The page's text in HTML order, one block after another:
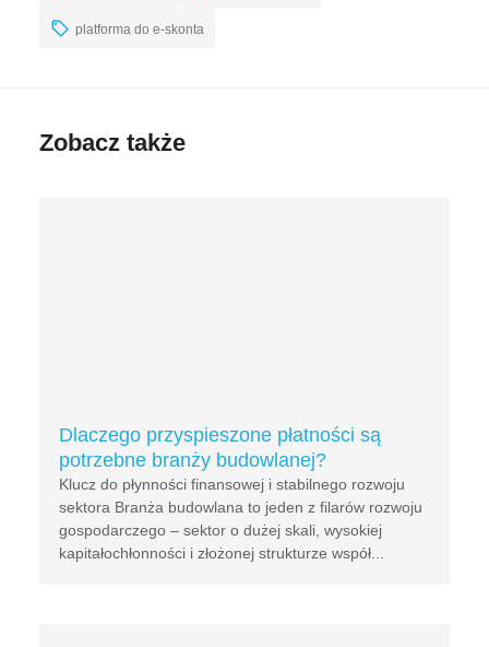
platforma do e-skonta
Zobacz także
Dlaczego przyspieszone płatności są
potrzebne branży budowlanej?
Klucz do płynności finansowej i stabilnego rozwoju
sektora Branża budowlana to jeden z filarów rozwoju
gospodarczego – sektor o dużej skali, wysokiej
kapitałochłonności i złożonej strukturze współ...